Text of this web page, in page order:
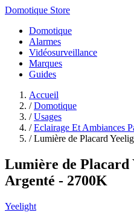
Domotique Store
Domotique
Alarmes
Vidéosurveillance
Marques
Guides
Accueil
/ Domotique
/ Usages
/ Eclairage Et Ambiances
/ Lumière de Placard
Lumière de Placard
Argenté - 2700K
Yeelight